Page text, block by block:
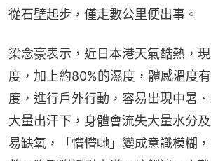
從石壁起步，僅走數公里便出事。
梁念豪表示，近日本港天氣酷熱，
度，加上約80%的濕度，體感溫度
度，進行戶外行動，容易出現中暑
大量出汗下，身體會流失大量水分
易缺氧，「懵懵哋」變成意識模糊